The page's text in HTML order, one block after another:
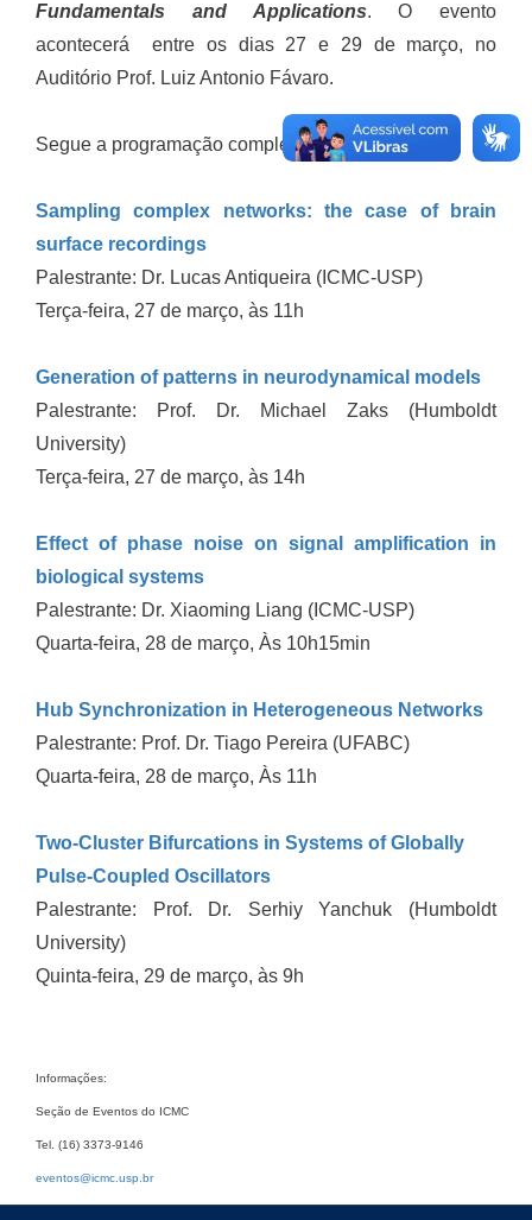
Fundamentals and Applications. O evento
acontecerá entre os dias 27 e 29 de março, no
Auditório Prof. Luiz Antonio Fávaro.
Segue a programação completa:
Sampling complex networks: the case of brain
surface recordings
Palestrante: Dr. Lucas Antiqueira (ICMC-USP)
Terça-feira, 27 de março, às 11h
Generation of patterns in neurodynamical models
Palestrante: Prof. Dr. Michael Zaks (Humboldt
University)
Terça-feira, 27 de março, às 14h
Effect of phase noise on signal amplification in
biological systems
Palestrante: Dr. Xiaoming Liang (ICMC-USP)
Quarta-feira, 28 de março, Às 10h15min
Hub Synchronization in Heterogeneous Networks
Palestrante: Prof. Dr. Tiago Pereira (UFABC)
Quarta-feira, 28 de março, Às 11h
Two-Cluster Bifurcations in Systems of Globally
Pulse-Coupled Oscillators
Palestrante: Prof. Dr. Serhiy Yanchuk (Humboldt
University)
Quinta-feira, 29 de março, às 9h
Informações:
Seção de Eventos do ICMC
Tel. (16) 3373-9146
eventos@icmc.usp.br